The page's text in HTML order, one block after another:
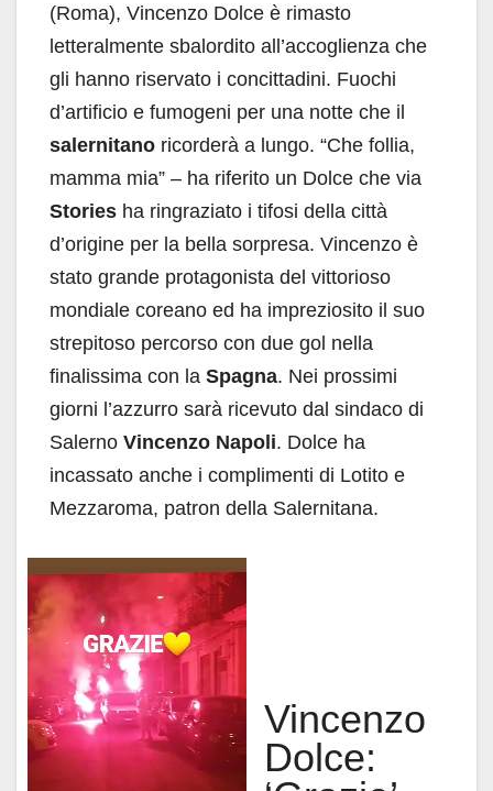
(Roma), Vincenzo Dolce è rimasto
letteralmente sbalordito all’accoglienza che
gli hanno riservato i concittadini. Fuochi
d’artificio e fumogeni per una notte che il
salernitano ricorderà a lungo. “Che follia,
mamma mia” – ha riferito un Dolce che via
Stories ha ringraziato i tifosi della città
d’origine per la bella sorpresa. Vincenzo è
stato grande protagonista del vittorioso
mondiale coreano ed ha impreziosito il suo
strepitoso percorso con due gol nella
finalissima con la Spagna. Nei prossimi
giorni l’azzurro sarà ricevuto dal sindaco di
Salerno Vincenzo Napoli. Dolce ha
incassato anche i complimenti di Lotito e
Mezzaroma, patron della Salernitana.
Vincenzo
Dolce: